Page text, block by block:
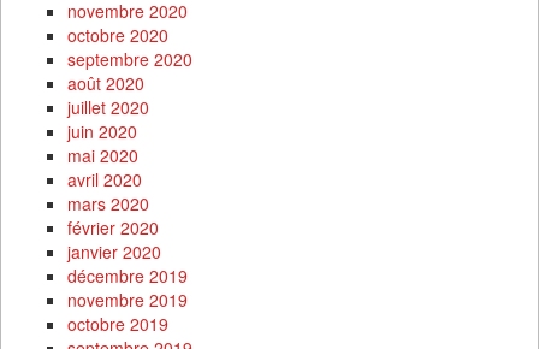
novembre 2020
octobre 2020
septembre 2020
août 2020
juillet 2020
juin 2020
mai 2020
avril 2020
mars 2020
février 2020
janvier 2020
décembre 2019
novembre 2019
octobre 2019